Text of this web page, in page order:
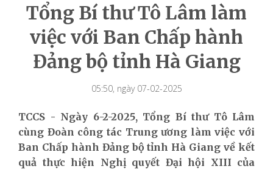
Tổng Bí thư Tô Lâm làm
việc với Ban Chấp hành
Đảng bộ tỉnh Hà Giang
05:50, ngày 07-02-2025
TCCS - Ngày 6-2-2025, Tổng Bí thư Tô Lâm
cùng Đoàn công tác Trung ương làm việc với
Ban Chấp hành Đảng bộ tỉnh Hà Giang về kết
quả thực hiện Nghị quyết Đại hội XIII của